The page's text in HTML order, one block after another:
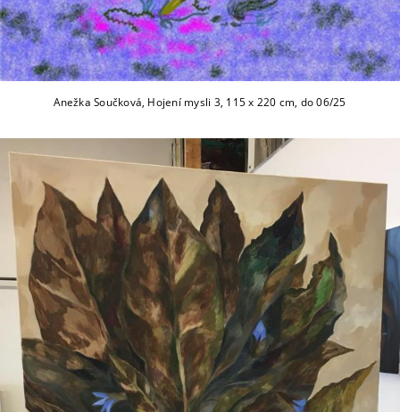
Anežka Součková, Hojení mysli 3, 115 x 220 cm, do 06/25